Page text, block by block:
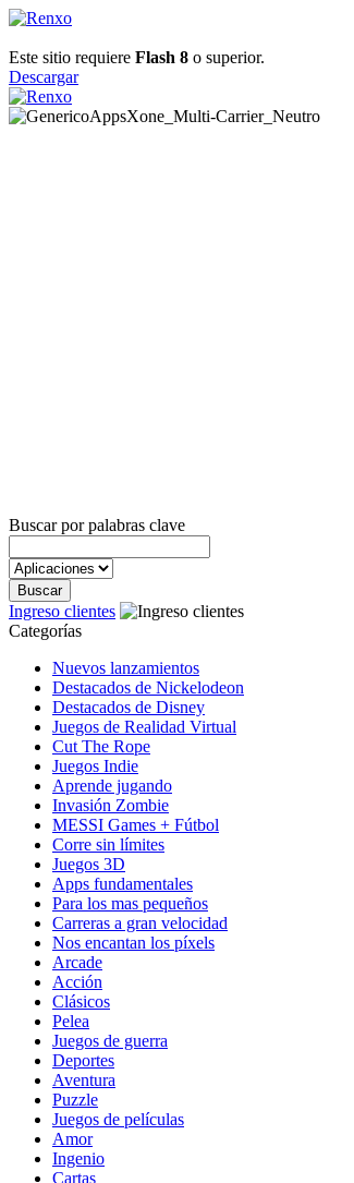
Este sitio requiere Flash 8 o superior.
Descargar
Buscar por palabras clave
Ingreso clientes
Categorías
Nuevos lanzamientos
Destacados de Nickelodeon
Destacados de Disney
Juegos de Realidad Virtual
Cut The Rope
Juegos Indie
Aprende jugando
Invasión Zombie
MESSI Games + Fútbol
Corre sin límites
Juegos 3D
Apps fundamentales
Para los mas pequeños
Carreras a gran velocidad
Nos encantan los píxels
Arcade
Acción
Clásicos
Pelea
Juegos de guerra
Deportes
Aventura
Puzzle
Juegos de películas
Amor
Ingenio
Cartas